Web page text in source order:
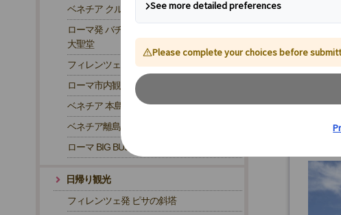
火
21、3/
(除外日
ベネチア クルーズ観光
ローマ発 バチカン美術館・サン・ピエトロ
大聖堂
フィレンツェ発 ドゥオーモ・クーポラ
ローマ市内観光
ベネチア 本島観光
ベネチア離島観光
ローマ BIG BUS・2階建て観光バス
日帰り観光
フィレンツェ発 ピサの斜塔